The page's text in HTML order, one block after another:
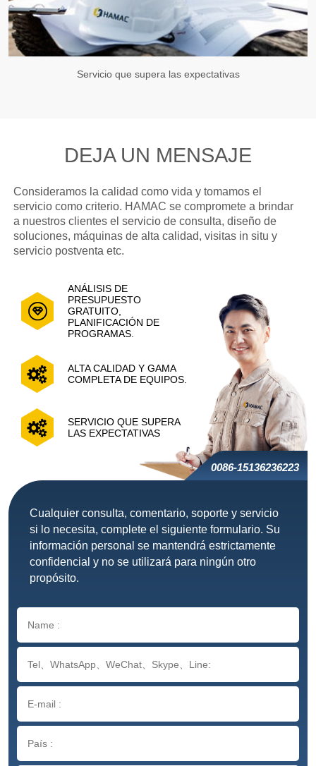
Servicio que supera las expectativas
DEJA UN MENSAJE
Consideramos la calidad como vida y tomamos el
servicio como criterio. HAMAC se compromete a brindar
a nuestros clientes el servicio de consulta, diseño de
soluciones, máquinas de alta calidad, visitas in situ y
servicio postventa etc.
ANÁLISIS DE
PRESUPUESTO
GRATUITO,
PLANIFICACIÓN DE
PROGRAMAS.
ALTA CALIDAD Y GAMA
COMPLETA DE EQUIPOS.
SERVICIO QUE SUPERA
LAS EXPECTATIVAS
0086-15136236223
Cualquier consulta, comentario, soporte y servicio
si lo necesita, complete el siguiente formulario. Su
información personal se mantendrá estrictamente
confidencial y no se utilizará para ningún otro
propósito.